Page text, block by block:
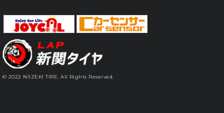
© 2022 NIIZEKI TIRE. All Rights Reserved.